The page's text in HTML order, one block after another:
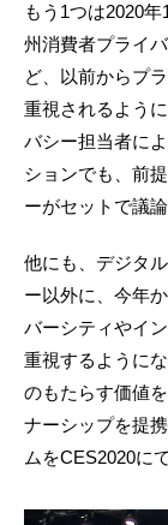
もう1つは2020
州消費者プライ
ど、以前からプ
重視されるよう
バシー担当者に
ションでも、前
ーがセットで議
他にも、デジタ
ー以外に、今年
バーシティやイ
重視するように
のもたらす価値
ナーシップを提
ムをCES2020に